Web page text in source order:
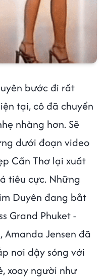
bước đi rất
tại, cô đã chuyển
nhàng hơn. Sẽ
dưới đoạn video
Cần Thơ lại xuất
tiêu cực. Những
Duyên đang bắt
Grand Phuket -
Amanda Jensen đã
nơi dậy sóng với
xoay người như